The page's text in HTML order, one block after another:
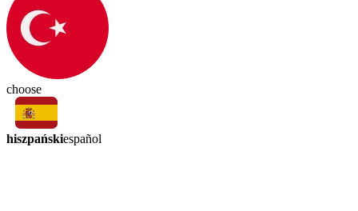
choose
hiszpańskiespañol